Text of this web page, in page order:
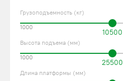
Грузоподъемность (кг)
10500
1000
Высота подъема (мм)
25500
1000
Длина платформы (мм)